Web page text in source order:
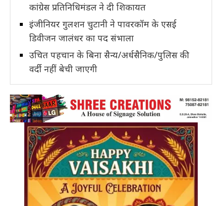
कांग्रेस प्रतिनिधिमंडल ने दी शिकायत
इंजीनियर गुलशन चुटानी ने पावरकॉम के एसई
डिवीजन जालंधर का पद संभाला
उचित पहचान के बिना सैन्य/अर्धसैनिक/पुलिस की
वर्दी नहीं बेची जाएगी